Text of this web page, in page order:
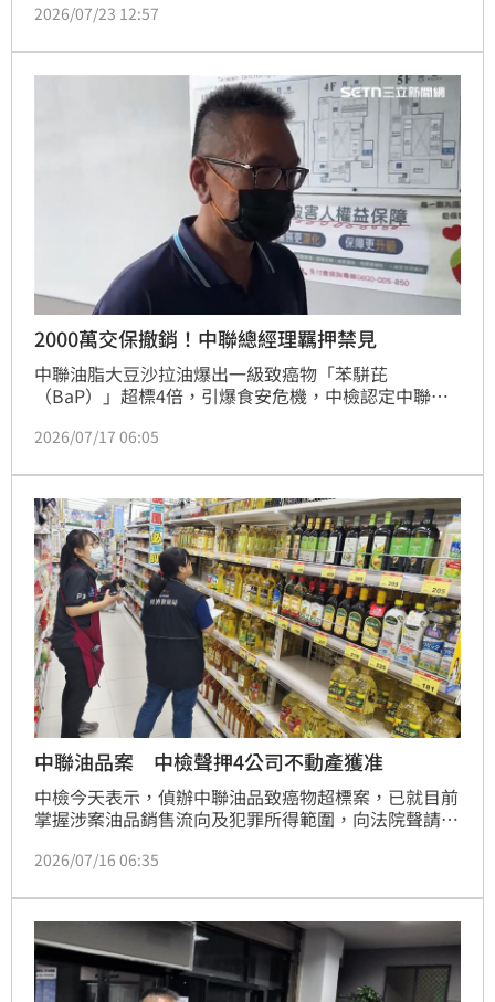
述。為進一步釐清中聯公司發現原料、製程及產品異常
洪國朝率隊發動第二波搜索，帶回陳姓廠長等3名被告
及9名證人。複訊後認定廠長涉犯《食品安全衛生管理
法》且有滅證、勾串之虞，向法院聲請羈押禁見； 上
2026/07/23 12:57
2000萬交保撤銷！中聯總經理羈押禁見
中聯油脂大豆沙拉油爆出一級致癌物「苯駢芘
（BaP）」超標4倍，引爆食安危機，中檢認定中聯總
中地院裁定2000萬交保。中檢火速提抗告，獲台中高
開羈押庭，當庭裁定余凌冲羈押禁見。
2026/07/17 06:05
中聯油品案 中檢聲押4公司不動產獲准
中檢今天表示，偵辦中聯油品致癌物超標案，已就目前
掌握涉案油品銷售流向及犯罪所得範圍，向法院聲請扣
房屋等不動產獲准。
2026/07/16 06:35